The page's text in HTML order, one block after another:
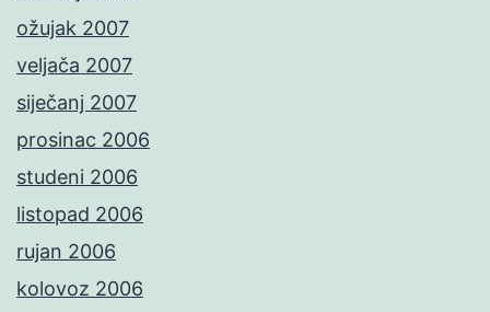
ožujak 2007
veljača 2007
siječanj 2007
prosinac 2006
studeni 2006
listopad 2006
rujan 2006
kolovoz 2006